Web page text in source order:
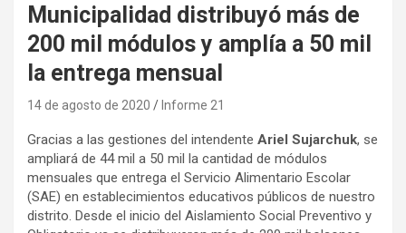
Municipalidad distribuyó más de
200 mil módulos y amplía a 50 mil
la entrega mensual
14 de agosto de 2020 Informe 21
Gracias a las gestiones del intendente Ariel Sujarchuk, se
ampliará de 44 mil a 50 mil la cantidad de módulos
mensuales que entrega el Servicio Alimentario Escolar
(SAE) en establecimientos educativos públicos de nuestro
distrito. Desde el inicio del Aislamiento Social Preventivo y